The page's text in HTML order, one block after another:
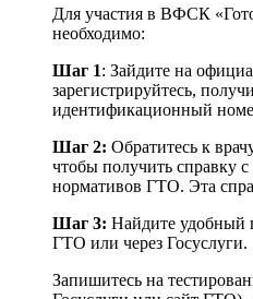
Для участия в ВФСК
необходимо:
Шаг 1: Зайдите на
зарегистрируйтесь,
идентификационный
Шаг 2: Обратитесь к
чтобы получить справку
нормативов ГТО. Эта
Шаг 3: Найдите удобный
ГТО или через Госуслуги.
Запишитесь на